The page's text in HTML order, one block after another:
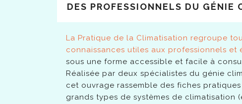
DES PROFESSIONNELS DU GÉNIE
La Pratique de la Climatisation regroupe
connaissances utiles aux professionnels et
sous une forme accessible et facile à
Réalisée par deux spécialistes du génie
cet ouvrage rassemble des fiches
grands types de systèmes de climatisation